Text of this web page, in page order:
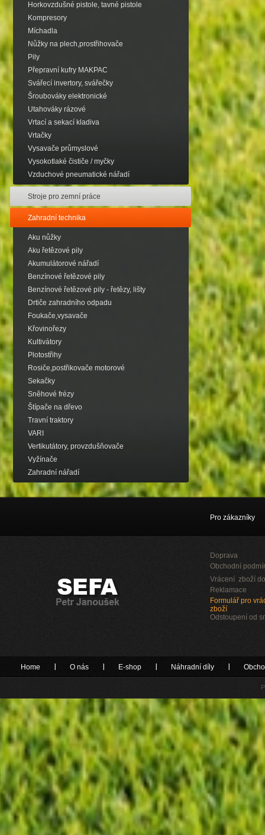
Horkovzdušné pistole, tavné pistole
Kompresory
Míchadla
Nůžky na plech,prostřihovače
Pily
Přepravní kufry MAKPAC
Svářecí invertory, svářečky
Šroubováky elektronické
Utahováky rázové
Vrtací a sekací kladiva
Vrtačky
Vysavače průmyslové
Vysokotlaké čističe / myčky
Vzduchové pneumatické nářadí
Stroje pro zemní práce
Zahradní technika
Aku nůžky
Aku řetězové pily
Akumulátorové nářadí
Benzínové řetězové pily
Benzínové řetězové pily - řetězy, lišty
Drtiče zahradního odpadu
Foukače,vysavače
Křovinořezy
Kultivátory
Plotostřihy
Rosiče,postřikovače motorové
Sekačky
Sněhové frézy
Štípače na dřevo
Travní traktory
VARI
Vertikutátory, provzdušňovače
Vyžínače
Zahradní nářadí
Pro zákazníky
Doprava
Obchodní
Vrácení zboží
Reklamace
Formulář pro
zboží
Odstoupení od
Home O nás E-shop Náhradní díly